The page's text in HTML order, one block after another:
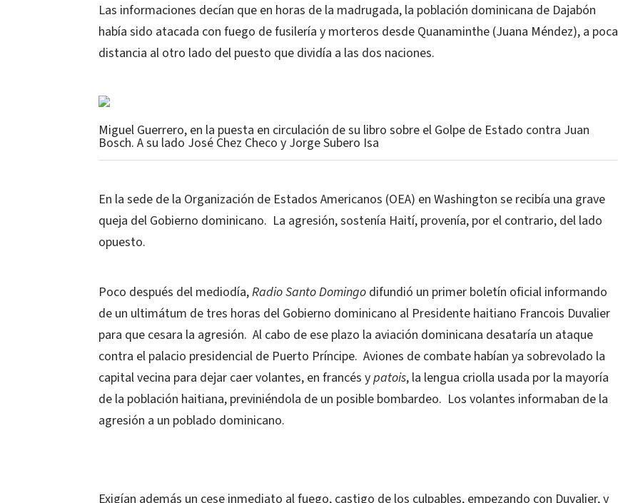
Las informaciones decían que en horas de la madrugada, la población dominicana de Dajabón
había sido atacada con fuego de fusilería y morteros desde Quanaminthe (Juana Méndez), a poca
distancia al otro lado del puesto que dividía a las dos naciones.
Miguel Guerrero, en la puesta en circulación de su libro sobre el Golpe de Estado contra Juan
Bosch. A su lado José Chez Checo y Jorge Subero Isa
En la sede de la Organización de Estados Americanos (OEA) en Washington se recibía una grave
queja del Gobierno dominicano. La agresión, sostenía Haití, provenía, por el contrario, del lado
opuesto.
Poco después del mediodía,Radio Santo Domingo difundió un primer boletín oficial informando
de un ultimátum de tres horas del Gobierno dominicano al Presidente haitiano Francois Duvalier
para que cesara la agresión. Al cabo de ese plazo la aviación dominicana desataría un ataque
contra el palacio presidencial de Puerto Príncipe. Aviones de combate habían ya sobrevolado la
capital vecina para dejar caer volantes, en francés ypatois, la lengua criolla usada por la mayoría
de la población haitiana, previniéndola de un posible bombardeo. Los volantes informaban de la
agresión a un poblado dominicano.
Exigían además un cese inmediato al fuego, castigo de los culpables, empezando con Duvalier, y